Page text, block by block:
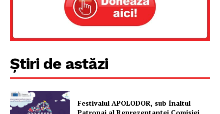
Știri de astăzi
Festivalul APOLODOR, sub Înaltul
Patronaj al Reprezentanței Comisiei